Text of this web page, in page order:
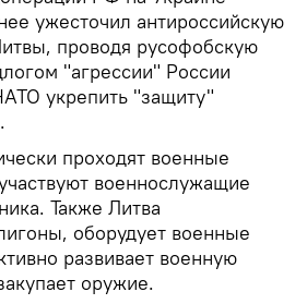
ужесточил антироссийскую
проводя русофобскую
"агрессии" России
укрепить "защиту"
проходят военные
военнослужащие
Также Литва
оборудует военные
развивает военную
оружие.